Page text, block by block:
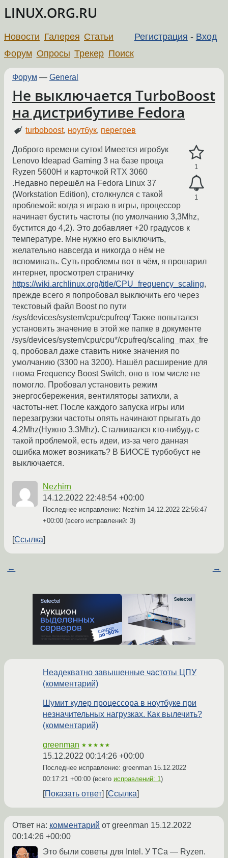
LINUX.ORG.RU
Регистрация - Вход
Новости Галерея Статьи
Форум Опросы Трекер Поиск
Форум — General
Не выключается TurboBoost
на дистрибутиве Fedora
turboboost, ноутбук, перегрев
1
1
Доброго времени суток! Имеется игробук
Lenovo Ideapad Gaming 3 на базе проца
Ryzen 5600H и карточкой RTX 3060
.Недавно перешёл на Fedora Linux 37
(Workstation Edition), столкнулся с такой
проблемой: когда я играю в игры, процессор
начинает бустить частоты (по умолчанию 3,3Mhz,
бустится до 4,2). Это добавляет +20 градусов к
температуре. Мне нужно его выключить,
желательно навсегда и никогда о нём не
вспоминать. Суть проблемы вот в чём, я прошарил
интернет, просмотрел страничку
https://wiki.archlinux.org/title/CPU_frequency_scaling,
прежде всего я попробовал выключить его через
текстовый файл Boost по пути
/sys/devices/system/cpu/cpufreq/ Также попытался
установить значение в этой же папке в документе
/sys/devices/system/cpu/cpu*/cpufreq/scaling_max_fre
q, пробовал даже ставить ниже значения по
умолчанию (3300 на 3200). Нашёл расширение для
гнома Frequency Boost Switch, оно в том числе не
помогло. Пробовал установить режим
энергосбережения, вентиляторы затихли, а
частоты-нет. После каждого запуска игры или
перезагрузки частоты опять начинают прыгать до
4.2Mhz(Нужно 3.3Mhz). Сталкивался кто-нибудь с
такой проблемой, есть идеи, из-за чего данная
ошибка может возникать? В БИОСЕ турбобуст не
выключается.
Nezhirn
14.12.2022 22:48:54 +00:00
Последнее исправление: Nezhirn 14.12.2022 22:56:47
+00:00 (всего исправлений: 3)
Ссылка
← →
Неадекватно завышенные частоты ЦПУ
(комментарий)
Шумит кулер процессора в ноутбуке при
незначительных нагрузках. Как вылечить?
(комментарий)
greenman ★★★★★
15.12.2022 00:14:26 +00:00
Последнее исправление: greenman 15.12.2022
00:17:21 +00:00 (всего исправлений: 1)
Показать ответ Ссылка
Ответ на: комментарий от greenman 15.12.2022
00:14:26 +00:00
Это были советы для Intel. У ТСа — Ryzen.